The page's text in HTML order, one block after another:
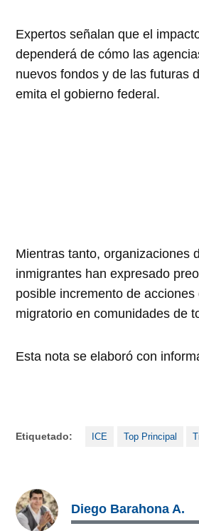
Expertos señalan que el
dependerá de cómo las
nuevos fondos y de las futuras
emita el gobierno federal.
Mientras tanto, organizaciones
inmigrantes han expresado
posible incremento de
migratorio en comunidades de
Esta nota se elaboró con
Etiquetado: ICE Top Principal
Diego Barahona A.